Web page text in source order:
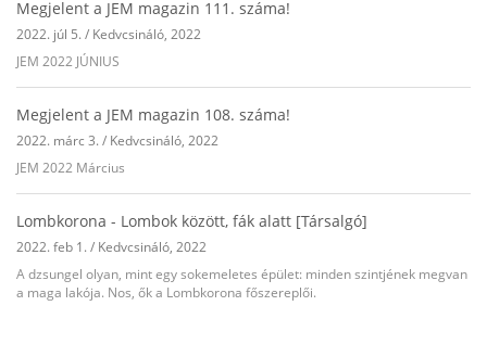
Megjelent a JEM magazin 111. száma!
2022. júl 5. / Kedvcsináló, 2022
JEM 2022 JÚNIUS
Megjelent a JEM magazin 108. száma!
2022. márc 3. / Kedvcsináló, 2022
JEM 2022 Március
Lombkorona - Lombok között, fák alatt [Társalgó]
2022. feb 1. / Kedvcsináló, 2022
A dzsungel olyan, mint egy sokemeletes épület: minden szintjének megvan
a maga lakója. Nos, ők a Lombkorona főszereplői.